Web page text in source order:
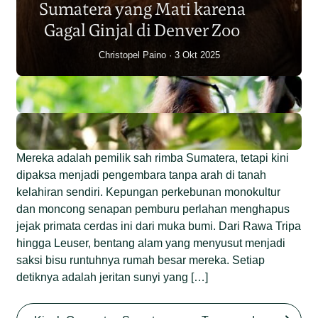
Junaidi Hanafiah 14 Jul 2026
Sumatera yang Mati karena
Gagal Ginjal di Denver Zoo
Christopel Paino 3 Okt 2025
Mereka adalah pemilik sah rimba Sumatera, tetapi kini
dipaksa menjadi pengembara tanpa arah di tanah
kelahiran sendiri. Kepungan perkebunan monokultur
dan moncong senapan pemburu perlahan menghapus
jejak primata cerdas ini dari muka bumi. Dari Rawa Tripa
hingga Leuser, bentang alam yang menyusut menjadi
saksi bisu runtuhnya rumah besar mereka. Setiap
detiknya adalah jeritan sunyi yang […]